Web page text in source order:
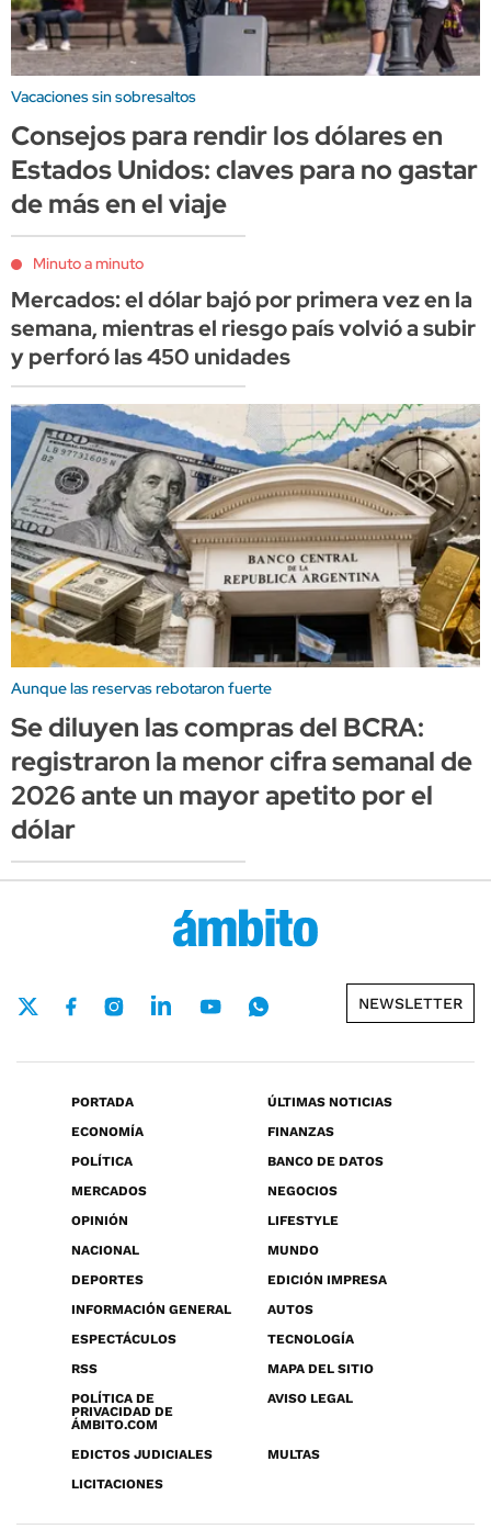
Vacaciones sin sobresaltos
Consejos para rendir los dólares en
Estados Unidos: claves para no gastar
de más en el viaje
Minuto a minuto
Mercados: el dólar bajó por primera vez en la
semana, mientras el riesgo país volvió a subir
y perforó las 450 unidades
Aunque las reservas rebotaron fuerte
Se diluyen las compras del BCRA:
registraron la menor cifra semanal de
2026 ante un mayor apetito por el
dólar
NEWSLETTER
PORTADA
ÚLTIMAS NOTICIAS
ECONOMÍA
FINANZAS
POLÍTICA
BANCO DE DATOS
MERCADOS
NEGOCIOS
OPINIÓN
LIFESTYLE
NACIONAL
MUNDO
DEPORTES
EDICIÓN IMPRESA
INFORMACIÓN GENERAL
AUTOS
ESPECTÁCULOS
TECNOLOGÍA
RSS
MAPA DEL SITIO
POLÍTICA DE
PRIVACIDAD DE
ÁMBITO.COM
AVISO LEGAL
EDICTOS JUDICIALES
MULTAS
LICITACIONES